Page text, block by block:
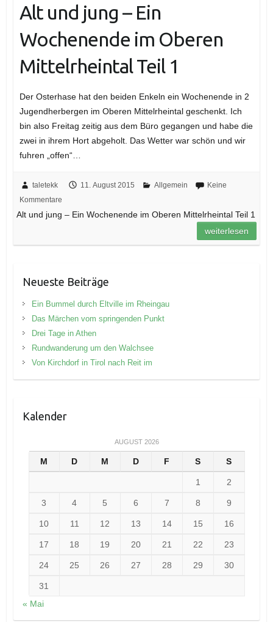
Alt und jung – Ein
Wochenende im Oberen
Mittelrheintal Teil 1
Der Osterhase hat den beiden Enkeln ein Wochenende in 2
Jugendherbergen im Oberen Mittelrheintal geschenkt. Ich
bin also Freitag zeitig aus dem Büro gegangen und habe die
zwei in ihrem Hort abgeholt. Das Wetter war schön und wir
fuhren „offen“…
taletekk 11. August 2015 Allgemein
Keine
Kommentare
Alt und jung – Ein Wochenende im Oberen Mittelrheintal Teil 1
weiterlesen
Neueste Beiträge
Ein Bummel durch Eltville im Rheingau
Das Märchen vom springenden Punkt
Drei Tage in Athen
Rundwanderung um den Walchsee
Von Kirchdorf in Tirol nach Reit im
Kalender
AUGUST 2026
M D M D F S S
1 2
3 4 5 6 7 8 9
10 11 12 13 14 15 16
17 18 19 20 21 22 23
24 25 26 27 28 29 30
31
« Mai